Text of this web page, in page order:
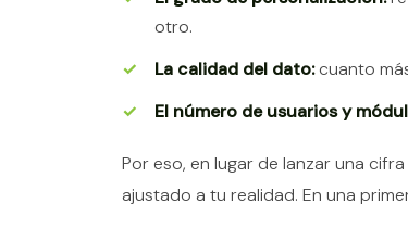
otro.
La calidad del dato:cuanto
El número de usuarios y
Por eso, en lugar de lanzar una
ajustado a tu realidad. En una